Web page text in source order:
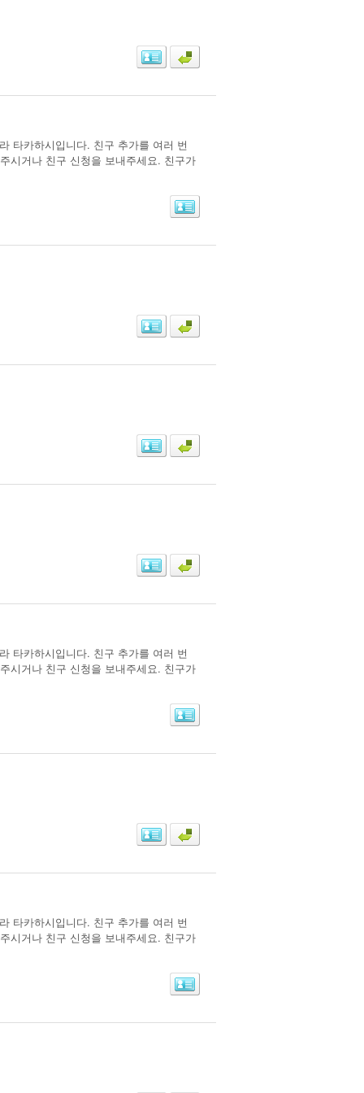
타카하시입니다. 친구 추가를 여러 번
시거나 친구 신청을 보내주세요. 친구가
타카하시입니다. 친구 추가를 여러 번
시거나 친구 신청을 보내주세요. 친구가
타카하시입니다. 친구 추가를 여러 번
시거나 친구 신청을 보내주세요. 친구가